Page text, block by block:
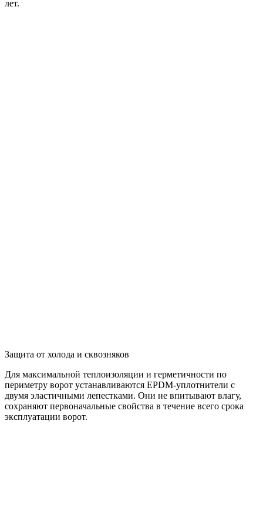
лет.
Защита от холода и сквозняков
Для максимальной теплоизоляции и герметичности по
периметру ворот устанавливаются EPDM-уплотнители с
двумя эластичными лепестками. Они не впитывают влагу,
сохраняют первоначальные свойства в течение всего срока
эксплуатации ворот.